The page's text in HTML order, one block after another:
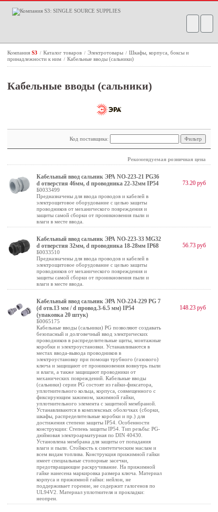
Компания S3 / Каталог товаров / Электротовары / Шкафы, корпуса, боксы и
принадлежности к ним / Кабельные вводы (сальники)
Кабельные вводы (сальники)
Код поставщика:
Рекомендуемая розничная цена
Кабельный ввод сальник ЭРА NO-223-21 PG36
d отверстия 46мм, d проводника 22-32мм IP54
Б0033499
Предназначены для ввода проводов и кабелей в
электрощитовое оборудование с целью защиты
проводников от механического повреждения и
защиты самой сборки от проникновения пыли и
влаги в месте ввода.
73.20 руб
Кабельный ввод сальник ЭРА NO-223-33 MG32
d отверстия 32мм, d проводника 18-28мм IP68
Б0033510
Предназначены для ввода проводов и кабелей в
электрощитовое оборудование с целью защиты
проводников от механического повреждения и
защиты самой сборки от проникновения пыли и
влаги в месте ввода.
56.73 руб
Кабельный ввод сальник ЭРА NO-224-229 PG 7
(d отв.13 мм / d провод.3-6.5 мм) IP54
(упаковка 20 штук)
Б0065175
Кабельные вводы (сальники) PG позволяют создавать
безопасный и долговечный ввод электрических
проводников в распределительные щиты, монтажные
коробки и электроустановки. Устанавливаются в
местах ввода-вывода проводников в
электроустановку при помощи трубного (газового)
ключа и защищают от проникновения вовнутрь пыли
и влаги, а также защищают проводники от
механических повреждений. Кабельные вводы
(сальники) серии PG состоят из гайки-фиксатора,
уплотнительного кольца, корпуса, совмещенного с
фиксирующим зажимом, зажимной гайки,
уплотнительного элемента с защитной мембраной.
Устанавливаются в комплексных оболочках (сборки,
шкафы, распределительные коробки и пр.) для
достижения степени защиты IP54. Особенности
конструкции: Степень защиты IP54. Тип резьбы: PG-
дюймовая электроарматурная по DIN 40430.
Установлена мембрана для защиты от попадания
влаги и пыли. Стойкость к синтетическим маслам и
всем видам топлива. Конструкция прижимной гайки
имеет специальные стопорные засечки,
предотвращающие раскручивание. На прижимной
гайке нанесена маркировка размера ключа. Материал
корпуса и прижимной гайки: нейлон, не
поддерживает горение, не содержит галогенов по
UL94V2. Материал уплотнителя и прокладки:
неопрен.
148.23 руб